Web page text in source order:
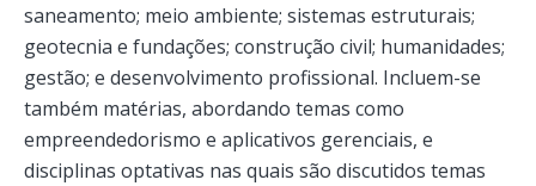
saneamento; meio ambiente; sistemas estruturais;
geotecnia e fundações; construção civil; humanidades;
gestão; e desenvolvimento profissional. Incluem-se
também matérias, abordando temas como
empreendedorismo e aplicativos gerenciais, e
disciplinas optativas nas quais são discutidos temas